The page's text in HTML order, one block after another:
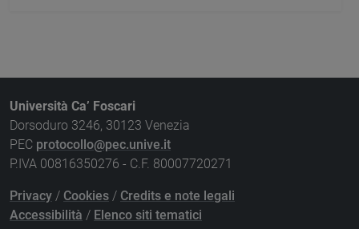
Università Ca’ Foscari
Dorsoduro 3246, 30123 Venezia
PEC protocollo@pec.unive.it
P.IVA 00816350276 - C.F. 80007720271
Privacy / Cookies / Credits e note legali
Accessibilità / Elenco siti tematici